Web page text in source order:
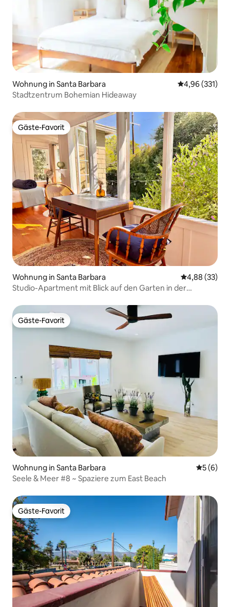
Wohnung in Santa Barbara
4,96 (331)
Stadtzentrum Bohemian Hideaway
Gäste-Favorit
Gäste-Favorit
Wohnung in Santa Barbara
4,88 (33)
Studio-Apartment mit Blick auf den Garten in der
Gäste-Favorit
Gäste-Favorit
Wohnung in Santa Barbara
5 (6)
Seele & Meer #8 ~ Spaziere zum East Beach
Gäste-Favorit
Gäste-Favorit